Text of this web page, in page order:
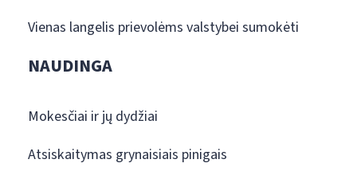
Vienas langelis prievolėms valstybei sumokėti
NAUDINGA
Mokesčiai ir jų dydžiai
Atsiskaitymas grynaisiais pinigais